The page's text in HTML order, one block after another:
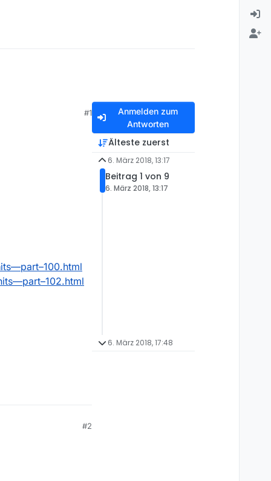
#1
#2
Anmelden zum
Antworten
Älteste zuerst
6. März 2018, 13:17
Beitrag 1 von 9
6. März 2018, 13:17
6. März 2018, 17:48